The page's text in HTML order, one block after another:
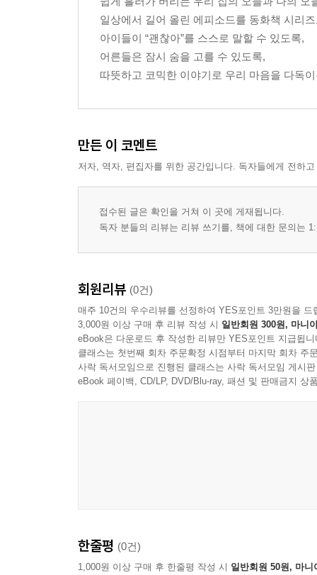
일상에서 길어 올린 에피소드를 동화책 시리
아이들이 “괜찮아”를 스스로 말할 수 있도록,
어른들은 잠시 숨을 고를 수 있도록,
따뜻하고 코믹한 이야기로 우리 마음을 다독
만든 이 코멘트
저자, 역자, 편집자를 위한 공간입니다. 독자들에게 전하
접수된 글은 확인을 거쳐 이 곳에 게재됩니다.
독자 분들의 리뷰는 리뷰 쓰기를, 책에 대한 문의는
회원리뷰 (0건)
매주 10건의 우수리뷰를 선정하여 YES포인트 3만원을 드
3,000원 이상 구매 후 리뷰 작성 시 일반회원 300원, 마니
eBook은 다운로드 후 작성한 리뷰만 YES포인트 지급됩니
클래스는 첫번째 회차 주문확정 시점부터 마지막 회차 주
사락 독서모임으로 진행된 클래스는 사락 독서모임 게시
eBook 페이백, CD/LP, DVD/Blu-ray, 패션 및 판매금지 상
한줄평 (0건)
1,000원 이상 구매 후 한줄평 작성 시 일반회원 50원, 마니